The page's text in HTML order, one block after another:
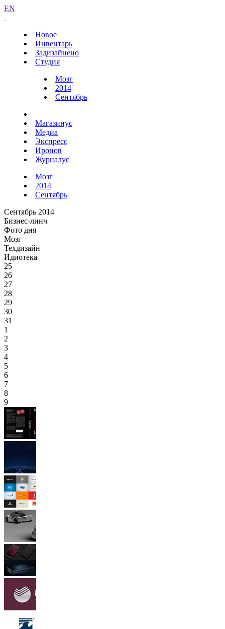
EN
Новое
Инвентарь
Задизайнено
Студия
Мозг
2014
Сентябрь
Магазинус
Медиа
Экспресс
Иронов
Журналус
Мозг
2014
Сентябрь
Сентябрь 2014
Бизнес-линч
Фото дня
Мозг
Техдизайн
Идиотека
25
26
27
28
29
30
31
1
2
3
4
5
6
7
8
9